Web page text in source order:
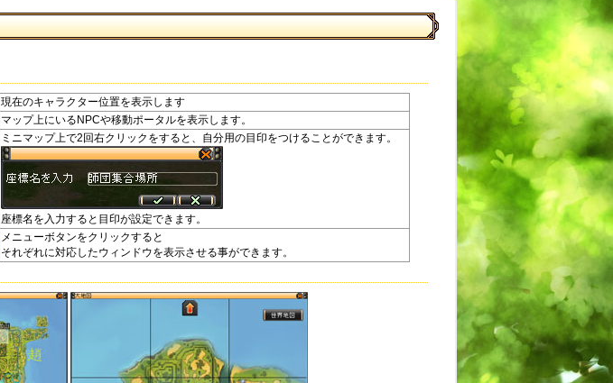
現在のキャラクター位置を表示します
マップ上にいるNPCや移動ポータルを表示します。
ミニマップ上で2回右クリックをすると、自分用の目印をつけることができます。
座標名を入力すると目印が設定できます。
メニューボタンをクリックすると
それぞれに対応したウィンドウを表示させる事ができます。